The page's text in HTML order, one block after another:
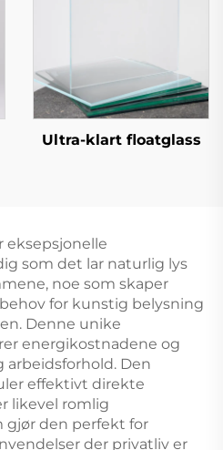
Ultra-klart floatglass
eksepsjonelle
som det lar naturlig lys
noe som skaper
for kunstig belysning
Denne unike
energikostnadene og
arbeidsforhold. Den
effektivt direkte
likevel romlig
gjør den perfekt for
der privatliv er